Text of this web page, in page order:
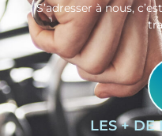
S’adresser à nous,
LES + DE